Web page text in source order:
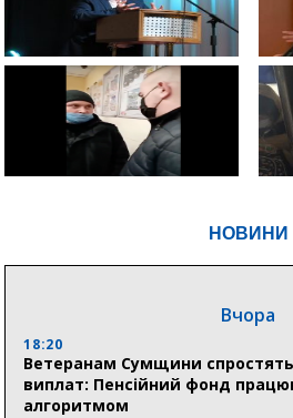
НОВИНИ
Вчора
18:20
Ветеранам Сумщини спростять
виплат: Пенсійний фонд
алгоритмом